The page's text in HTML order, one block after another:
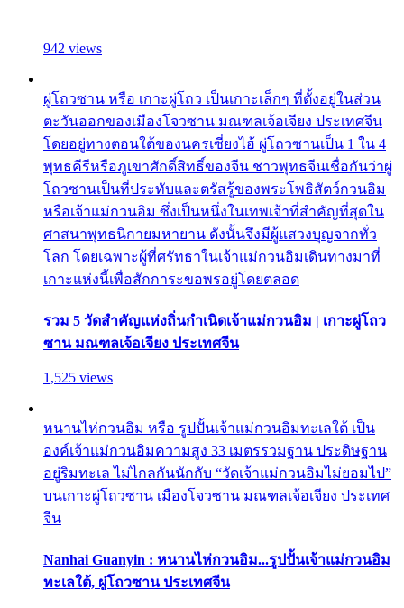
942 views
ผู่โถวซาน หรือ เกาะผู่โถว เป็นเกาะเล็กๆ ที่ตั้งอยู่ในส่วน
ตะวันออกของเมืองโจวซาน มณฑลเจ้อเจียง ประเทศจีน
โดยอยู่ทางตอนใต้ของนครเซี่ยงไฮ้ ผู่โถวซานเป็น 1 ใน 4
พุทธคีรีหรือภูเขาศักดิ์สิทธิ์ของจีน ชาวพุทธจีนเชื่อกันว่าผู่
โถวซานเป็นที่ประทับและตรัสรู้ของพระโพธิสัตว์กวนอิม
หรือเจ้าแม่กวนอิม ซึ่งเป็นหนึ่งในเทพเจ้าที่สำคัญที่สุดใน
ศาสนาพุทธนิกายมหายาน ดังนั้นจึงมีผู้แสวงบุญจากทั่ว
โลก โดยเฉพาะผู้ที่ศรัทธาในเจ้าแม่กวนอิมเดินทางมาที่
เกาะแห่งนี้เพื่อสักการะขอพรอยู่โดยตลอด
รวม 5 วัดสำคัญแห่งถิ่นกำเนิดเจ้าแม่กวนอิม | เกาะผู่โถว
ซาน มณฑลเจ้อเจียง ประเทศจีน
1,525 views
หนานไห่กวนอิม หรือ รูปปั้นเจ้าแม่กวนอิมทะเลใต้ เป็น
องค์เจ้าแม่กวนอิมความสูง 33 เมตรรวมฐาน ประดิษฐาน
อยู่ริมทะเล ไม่ไกลกันนักกับ “วัดเจ้าแม่กวนอิมไม่ยอมไป”
บนเกาะผู่โถวซาน เมืองโจวซาน มณฑลเจ้อเจียง ประเทศ
จีน
Nanhai Guanyin : หนานไห่กวนอิม...รูปปั้นเจ้าแม่กวนอิม
ทะเลใต้, ผู่โถวซาน ประเทศจีน